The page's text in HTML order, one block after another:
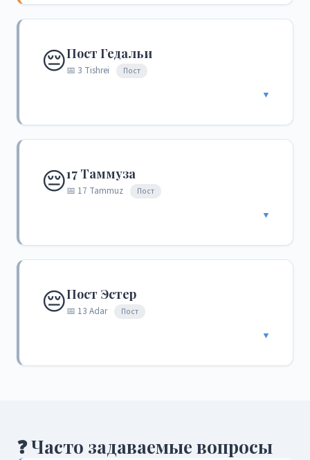
😔Пост Гедальи
📅 3 Tishrei Пост
▼
😔17 Таммуза
📅 17 Tammuz Пост
▼
😔Пост Эстер
📅 13 Adar Пост
▼
❓ Часто задаваемые вопросы